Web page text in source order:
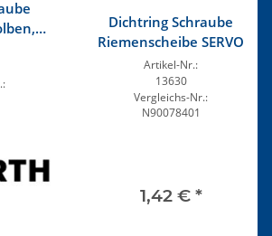
Dichtring Schraube
Riemenscheibe SERVO
Artikel-Nr.:
13630
Vergleichs-Nr.:
N90078401
1,42 € *